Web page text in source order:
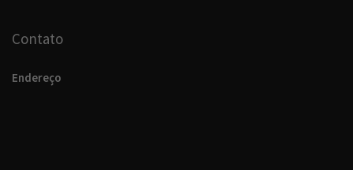
Contato
Endereço